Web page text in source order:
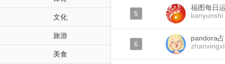
文化
旅游
美食
5
福图每日
kanyunshi
6
pandora